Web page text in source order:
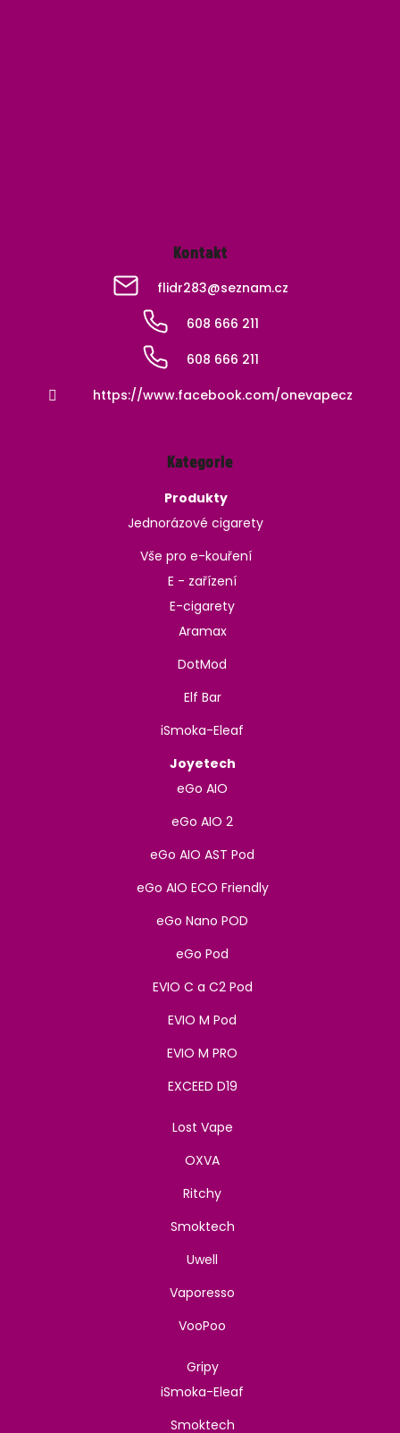
Kontakt
flidr283@seznam.cz
608 666 211
608 666 211
https://www.facebook.com/onevapecz
Kategorie
Produkty
Jednorázové cigarety
Vše pro e-kouření
E - zařízení
E-cigarety
Aramax
DotMod
Elf Bar
iSmoka-Eleaf
Joyetech
eGo AIO
eGo AIO 2
eGo AIO AST Pod
eGo AIO ECO Friendly
eGo Nano POD
eGo Pod
EVIO C a C2 Pod
EVIO M Pod
EVIO M PRO
EXCEED D19
Lost Vape
OXVA
Ritchy
Smoktech
Uwell
Vaporesso
VooPoo
Gripy
iSmoka-Eleaf
Smoktech